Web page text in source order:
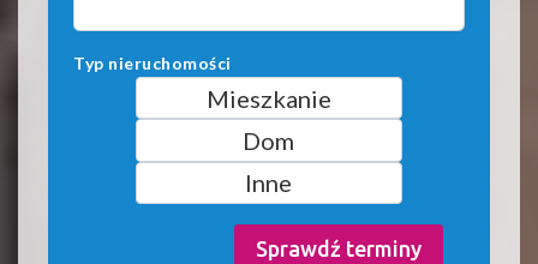
Typ nieruchomości
Mieszkanie
Dom
Inne
Sprawdź terminy